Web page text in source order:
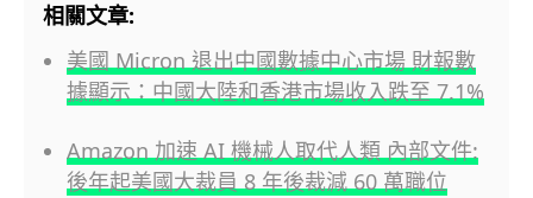
相關文章:
美國 Micron 退出中國數據中心市場 財報數
據顯示：中國大陸和香港市場收入跌至 7.1%
Amazon 加速 AI 機械人取代人類 內部文件:
後年起美國大裁員 8 年後裁減 60 萬職位